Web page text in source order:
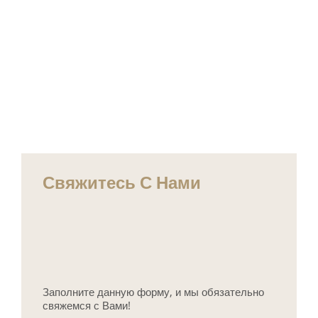
Свяжитесь С Нами
Заполните данную форму, и мы обязательно
свяжемся с Вами!